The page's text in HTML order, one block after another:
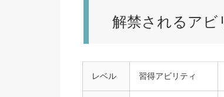
解禁されるアビ
レベル 習得アビリティ